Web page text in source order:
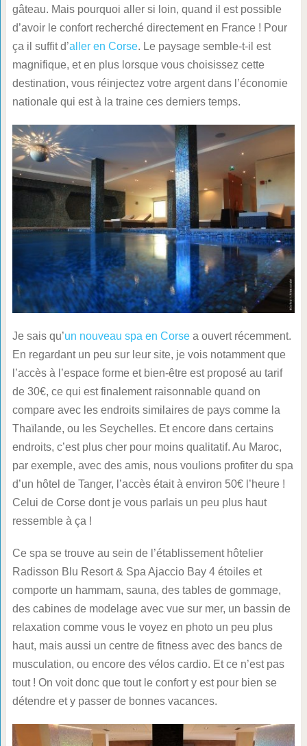
gâteau. Mais pourquoi aller si loin, quand il est possible
d’avoir le confort recherché directement en France ! Pour
ça il suffit d’aller en Corse. Le paysage semble-t-il est
magnifique, et en plus lorsque vous choisissez cette
destination, vous réinjectez votre argent dans l’économie
nationale qui est à la traine ces derniers temps.
Je sais qu’un nouveau spa en Corsea ouvert récemment.
En regardant un peu sur leur site, je vois notamment que
l’accès à l’espace forme et bien-être est proposé au tarif
de 30€, ce qui est finalement raisonnable quand on
compare avec les endroits similaires de pays comme la
Thaïlande, ou les Seychelles. Et encore dans certains
endroits, c’est plus cher pour moins qualitatif. Au Maroc,
par exemple, avec des amis, nous voulions profiter du spa
d’un hôtel de Tanger, l’accès était à environ 50€ l’heure !
Celui de Corse dont je vous parlais un peu plus haut
ressemble à ça !
Ce spa se trouve au sein de l’établissement hôtelier
Radisson Blu Resort & Spa Ajaccio Bay 4 étoiles et
comporte un hammam, sauna, des tables de gommage,
des cabines de modelage avec vue sur mer, un bassin de
relaxation comme vous le voyez en photo un peu plus
haut, mais aussi un centre de fitness avec des bancs de
musculation, ou encore des vélos cardio. Et ce n’est pas
tout ! On voit donc que tout le confort y est pour bien se
détendre et y passer de bonnes vacances.